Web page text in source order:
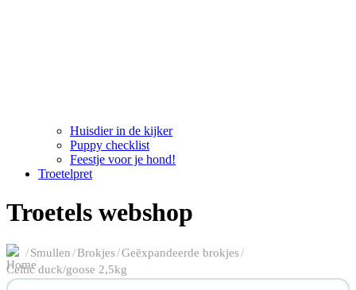
Huisdier in de kijker
Puppy checklist
Feestje voor je hond!
Troetelpret
Troetels webshop
/Smullen/Brokjes/Geëxpandeerde brokjes/
Celtic duck/goose 2,5kg